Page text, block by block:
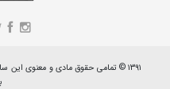
۱۳۹۱ © تمامی حقوق مادی و معنوی این